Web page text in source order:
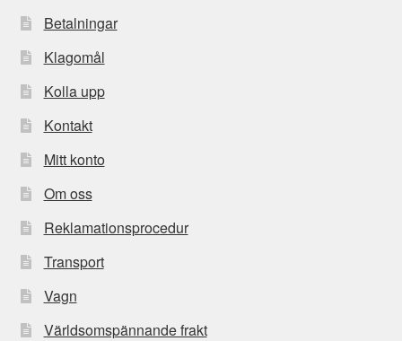
Betalningar
Klagomål
Kolla upp
Kontakt
Mitt konto
Om oss
Reklamationsprocedur
Transport
Vagn
Världsomspännande frakt